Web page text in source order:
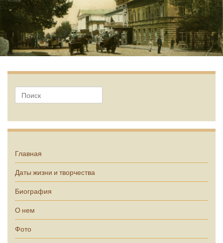
Главная
Даты жизни и творчества
Биография
О нем
Фото